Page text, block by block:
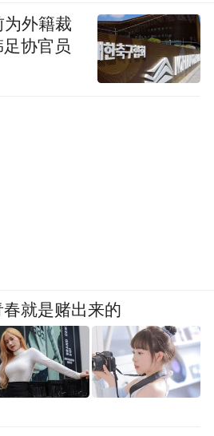
为外籍裁
协官员
就是赌出来的